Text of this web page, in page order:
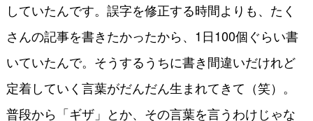
していたんです。誤字を修正する時間よりも、たく
さんの記事を書きたかったから、1日100個ぐらい書
いていたんで。そうするうちに書き間違いだけれど
定着していく言葉がだんだん生まれてきて（笑）。
普段から「ギザ」とか、その言葉を言うわけじゃな